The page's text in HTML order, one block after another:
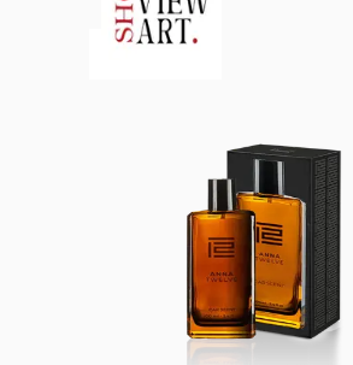
Facebook Instagram
Ако нашият сайт ви харесва, можете
седмичния ни нюзлетър
© 2026, HighViewArt | Всички